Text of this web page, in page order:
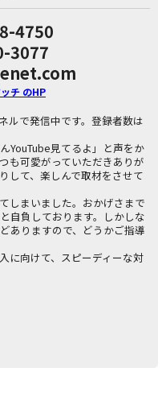
4750
3077
チ のHP
ルで発信中です。登録者数は
YouTube見てるよ」と声をか
も可愛がっていただきありが
して、楽しんで取材をさせて
しまいました。おかげさまで
自負しております。しかしな
ありますので、どうかご指導
に向けて、スピーディーな対